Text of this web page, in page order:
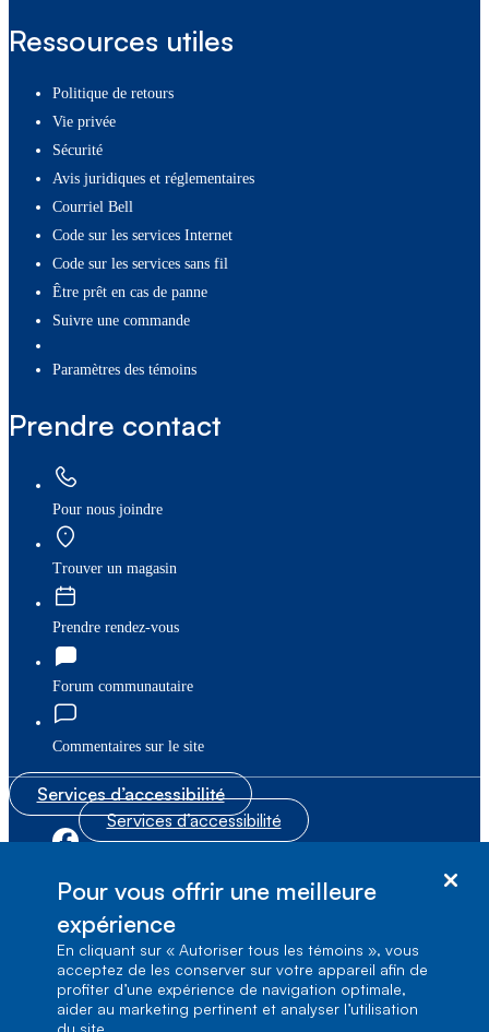
Ressources utiles
Politique de retours
Vie privée
Sécurité
Avis juridiques et réglementaires
Courriel Bell
Code sur les services Internet
Code sur les services sans fil
Être prêt en cas de panne
Suivre une commande
paramètres des témoins
Prendre contact
Pour nous joindre
Trouver un magasin
Prendre rendez-vous
Forum communautaire
Commentaires sur le site
Services d’accessibilité
Services d’accessibilité
1, carrefour Alexander-Graham-Bell, Aile A-7,
Verdun, Québec, H3E 3B3
Pour vous offrir une meilleure
expérience
En cliquant sur « Autoriser tous les témoins », vous
acceptez de les conserver sur votre appareil afin de
profiter d’une expérience de navigation optimale,
aider au marketing pertinent et analyser l’utilisation
du site.